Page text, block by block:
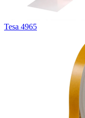
Tesa 4965